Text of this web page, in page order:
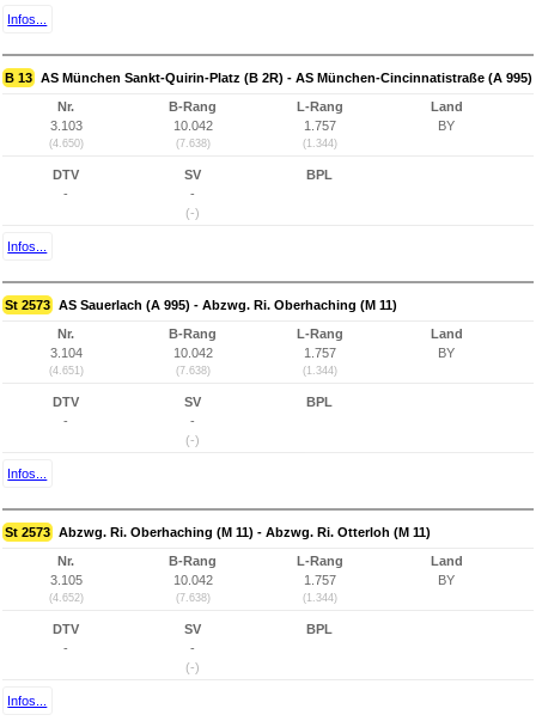
Infos...
B 13 AS München Sankt-Quirin-Platz (B 2R) - AS München-Cincinnatistraße (A 995)
Nr.
3.103
(4.650)
B-Rang
10.042
(7.638)
L-Rang
1.757
(1.344)
Land
BY
DTV
-
SV
-
(-)
BPL
Infos...
St 2573 AS Sauerlach (A 995) - Abzwg. Ri. Oberhaching (M 11)
Nr.
3.104
(4.651)
B-Rang
10.042
(7.638)
L-Rang
1.757
(1.344)
Land
BY
DTV
-
SV
-
(-)
BPL
Infos...
St 2573 Abzwg. Ri. Oberhaching (M 11) - Abzwg. Ri. Otterloh (M 11)
Nr.
3.105
(4.652)
B-Rang
10.042
(7.638)
L-Rang
1.757
(1.344)
Land
BY
DTV
-
SV
-
(-)
BPL
Infos...